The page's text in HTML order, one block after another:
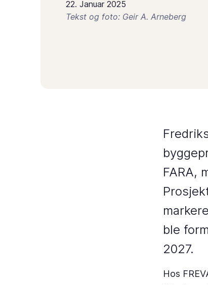
22. Januar 2025
Tekst og foto: Geir A. Arneberg
FARA,
ble
2027.
Hos